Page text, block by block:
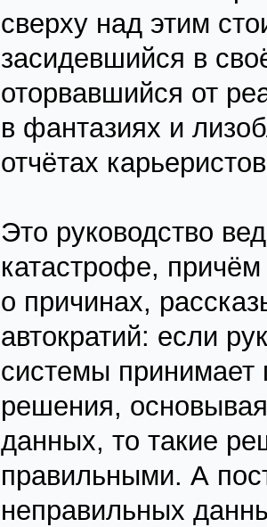
сверху над этим
засидевшийся в
оторвавшийся от
в фантазиях и
отчётах
Это руководство
катастрофе,
о причинах,
автократий: если
системы принимает
решения,
данных, то такие
правильными. А
неправильных